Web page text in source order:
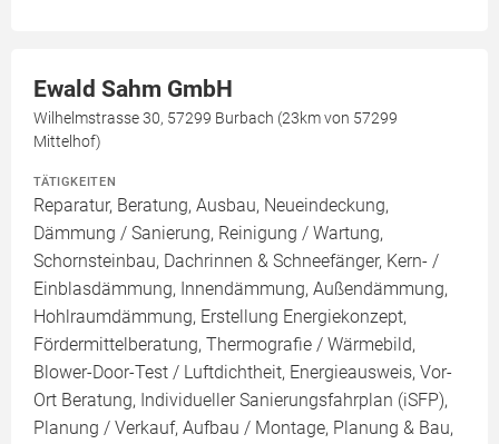
Ewald Sahm GmbH
Wilhelmstrasse 30, 57299 Burbach (23km von 57299
Mittelhof)
TÄTIGKEITEN
Reparatur, Beratung, Ausbau, Neueindeckung,
Dämmung / Sanierung, Reinigung / Wartung,
Schornsteinbau, Dachrinnen & Schneefänger, Kern- /
Einblasdämmung, Innendämmung, Außendämmung,
Hohlraumdämmung, Erstellung Energiekonzept,
Fördermittelberatung, Thermografie / Wärmebild,
Blower-Door-Test / Luftdichtheit, Energieausweis, Vor-
Ort Beratung, Individueller Sanierungsfahrplan (iSFP),
Planung / Verkauf, Aufbau / Montage, Planung & Bau,